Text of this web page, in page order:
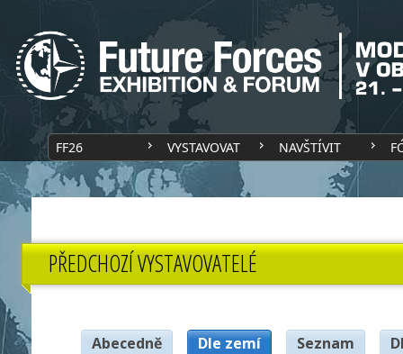
FF26 VYSTAVOVAT NAVŠTÍVIT
PŘEDCHOZÍ VYSTAVOVATELÉ
Abecedně Dle zemí Seznam